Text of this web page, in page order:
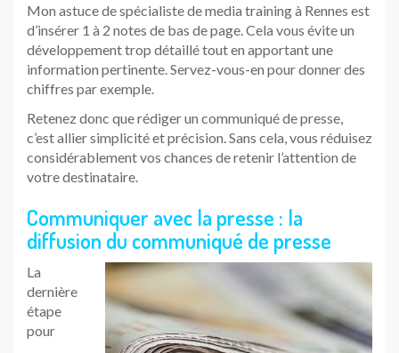
Mon astuce de spécialiste de media training à Rennes est
d’insérer 1 à 2 notes de bas de page. Cela vous évite un
développement trop détaillé tout en apportant une
information pertinente. Servez-vous-en pour donner des
chiffres par exemple.
Retenez donc que rédiger un communiqué de presse,
c’est allier simplicité et précision. Sans cela, vous réduisez
considérablement vos chances de retenir l’attention de
votre destinataire.
Communiquer avec la presse : la
diffusion du communiqué de presse
La
dernière
étape
pour